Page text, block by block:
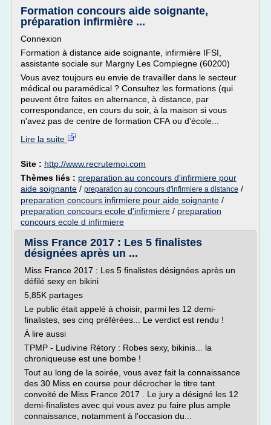
Formation concours aide soignante,
préparation infirmière ...
Connexion
Formation à distance aide soignante, infirmière IFSI,
assistante sociale sur Margny Les Compiegne (60200)
Vous avez toujours eu envie de travailler dans le secteur
médical ou paramédical ? Consultez les formations (qui
peuvent être faites en alternance, à distance, par
correspondance, en cours du soir, à la maison si vous
n'avez pas de centre de formation CFA ou d'école...
Lire la suite
Site : http://www.recrutemoi.com
Thèmes liés : preparation au concours d'infirmiere pour
aide soignante / preparation au concours d'infirmiere a distance /
preparation concours infirmiere pour aide soignante /
preparation concours ecole d'infirmiere / preparation
concours ecole d infirmiere
Miss France 2017 : Les 5 finalistes
désignées après un ...
Miss France 2017 : Les 5 finalistes désignées après un
défilé sexy en bikini
5,85K partages
Le public était appelé à choisir, parmi les 12 demi-
finalistes, ses cinq préférées... Le verdict est rendu !
À lire aussi
TPMP - Ludivine Rétory : Robes sexy, bikinis... la
chroniqueuse est une bombe !
Tout au long de la soirée, vous avez fait la connaissance
des 30 Miss en course pour décrocher le titre tant
convoité de Miss France 2017 . Le jury a désigné les 12
demi-finalistes avec qui vous avez pu faire plus ample
connaissance, notamment à l'occasion du...